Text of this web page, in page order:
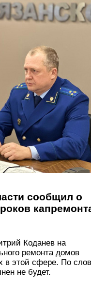
сообщил о
Коданев на
ремонта домов
в этой сфере. По
не будет.